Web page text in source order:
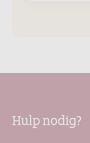
Hulp nodig?